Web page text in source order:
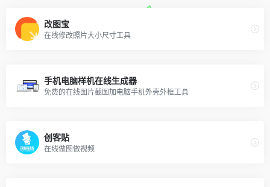
改图宝
在线修改照片大小尺寸工具
手机电脑样机在线生成器
免费的在线图片截图加电脑手机外壳外框工具
创客贴
在线做图做视频